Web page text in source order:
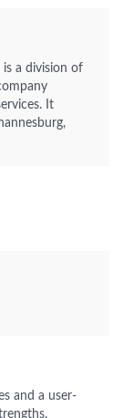
is a division of
It
and a user-